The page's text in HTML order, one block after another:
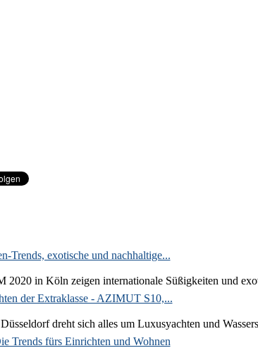
Trends, exotische und nachhaltige...
2020 in Köln zeigen internationale Süßigkeiten und
der Extraklasse - AZIMUT S10,...
dreht sich alles um Luxusyachten und
Trends fürs Einrichten und Wohnen